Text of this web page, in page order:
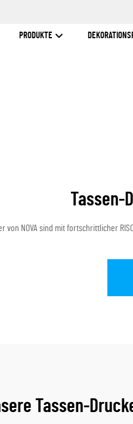
PRODUKTE
Tassen-
von NOVA sind mit fortschrittlicher
Tassen-